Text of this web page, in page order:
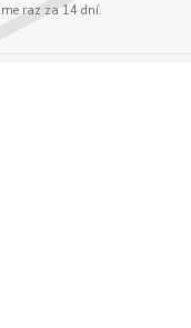
raz za 14 dní.